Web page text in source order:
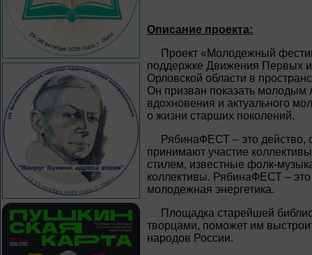
Описание проекта:
Проект «Молодежный
поддержке Движения Первых
Орловской области в
Он призван показать молодым
вдохновения и актуального
о жизни старших поколений.
РябинаФЕСТ – это
принимают участие
стилем, известные фолк-
коллективы. РябинаФЕСТ –
молодежная энергетика.
Площадка старейшей
творцами, поможет им
народов России.